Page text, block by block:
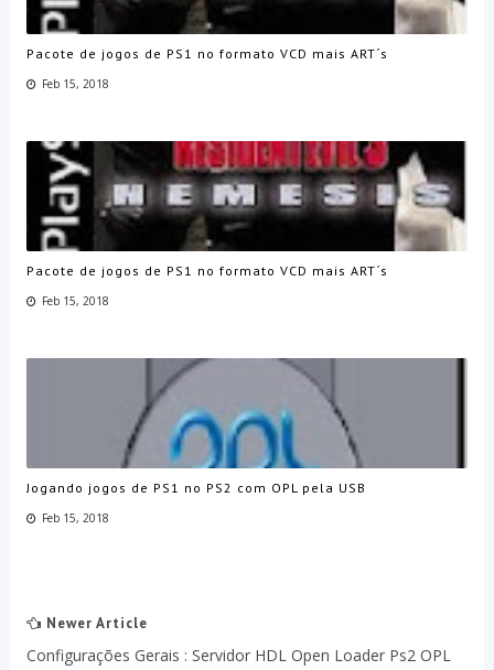
Pacote de jogos de PS1 no formato VCD mais ART´s
Feb 15, 2018
Pacote de jogos de PS1 no formato VCD mais ART´s
Feb 15, 2018
Jogando jogos de PS1 no PS2 com OPL pela USB
Feb 15, 2018
Newer Article
Configurações Gerais : Servidor HDL Open Loader Ps2 OPL